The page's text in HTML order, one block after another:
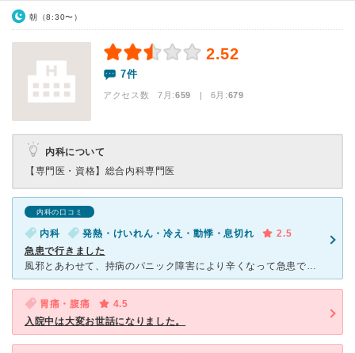
朝（8:30〜）
2.52
7件
アクセス数 7月:659 | 6月:679
内科について
【専門医・資格】 総合内科専門医
内科の口コミ
内科 発熱・けいれん・冷え・動悸・息切れ
2.5
急患で行きました
風邪とあわせて、持病のパニック障害により辛くなって急患で見てもらいました。 さすがに急患ということで、パニック障害の専門医がいなかったせいもありましたが、若いドクターたちの対応は、はっきり言ってこち
胃痛・腹痛
4.5
入院中は大変お世話になりました。